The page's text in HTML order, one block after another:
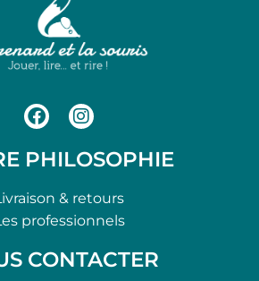
PHILOSOPHIE
& retours
professionnels
CONTACTER